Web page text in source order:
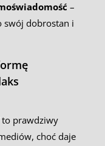
–
swój dobrostan i
to prawdziwy
choć daje